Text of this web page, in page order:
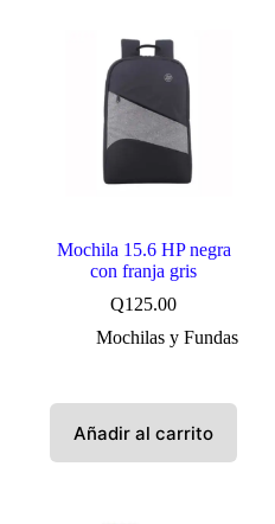
Mochila 15.6 HP negra
con franja gris
Q125.00
Mochilas y Fundas
Añadir al carrito